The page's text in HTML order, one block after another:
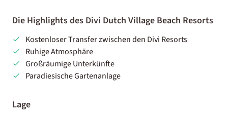
Die Highlights des Divi Dutch Village Beach Resorts
Kostenloser Transfer zwischen den Divi Resorts
Ruhige Atmosphäre
Großräumige Unterkünfte
Paradiesische Gartenanlage
Lage